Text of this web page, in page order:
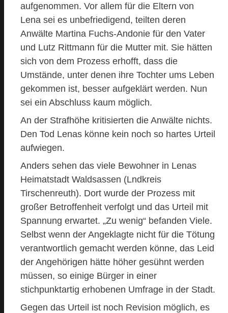
aufgenommen. Vor allem für die Eltern von
Lena sei es unbefriedigend, teilten deren
Anwälte Martina Fuchs-Andonie für den Vater
und Lutz Rittmann für die Mutter mit. Sie hätten
sich von dem Prozess erhofft, dass die
Umstände, unter denen ihre Tochter ums Leben
gekommen ist, besser aufgeklärt werden. Nun
sei ein Abschluss kaum möglich.
An der Strafhöhe kritisierten die Anwälte nichts.
Den Tod Lenas könne kein noch so hartes Urteil
aufwiegen.
Anders sehen das viele Bewohner in Lenas
Heimatstadt Waldsassen (Lndkreis
Tirschenreuth). Dort wurde der Prozess mit
großer Betroffenheit verfolgt und das Urteil mit
Spannung erwartet. „Zu wenig“ befanden Viele.
Selbst wenn der Angeklagte nicht für die Tötung
verantwortlich gemacht werden könne, das Leid
der Angehörigen hätte höher gesühnt werden
müssen, so einige Bürger in einer
stichpunktartig erhobenen Umfrage in der Stadt.
Gegen das Urteil ist noch Revision möglich, es